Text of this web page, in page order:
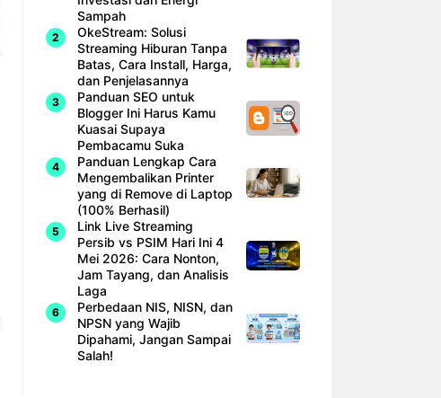
Sampah
OkeStream: Solusi
Streaming Hiburan Tanpa
Batas, Cara Install, Harga,
dan Penjelasannya
Panduan SEO untuk
Blogger Ini Harus Kamu
Kuasai Supaya
Pembacamu Suka
Panduan Lengkap Cara
Mengembalikan Printer
yang di Remove di Laptop
(100% Berhasil)
Link Live Streaming
Persib vs PSIM Hari Ini 4
Mei 2026: Cara Nonton,
Jam Tayang, dan Analisis
Laga
Perbedaan NIS, NISN, dan
NPSN yang Wajib
Dipahami, Jangan Sampai
Salah!